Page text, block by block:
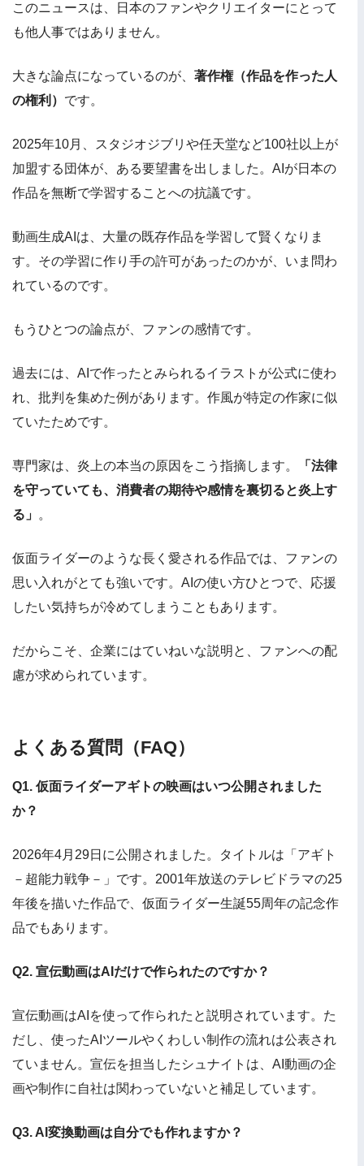
このニュースは、日本のファンやクリエイターにとって
も他人事ではありません。
大きな論点になっているのが、 著作権（作品を作った人
の権利） です。
2025年10月、スタジオジブリや任天堂など100社以上が
加盟する団体が、ある要望書を出しました。AIが日本の
作品を無断で学習することへの抗議です。
動画生成AIは、大量の既存作品を学習して賢くなりま
す。その学習に作り手の許可があったのかが、いま問わ
れているのです。
もうひとつの論点が、ファンの感情です。
過去には、AIで作ったとみられるイラストが公式に使わ
れ、批判を集めた例があります。作風が特定の作家に似
ていたためです。
専門家は、炎上の本当の原因をこう指摘します。
「法律
を守っていても、消費者の期待や感情を裏切ると炎上す
る」 。
仮面ライダーのような長く愛される作品では、ファンの
思い入れがとても強いです。AIの使い方ひとつで、応援
したい気持ちが冷めてしまうこともあります。
だからこそ、企業にはていねいな説明と、ファンへの配
慮が求められています。
よくある質問（FAQ）
Q1. 仮面ライダーアギトの映画はいつ公開されました
か？
2026年4月29日に公開されました。タイトルは「アギト
－超能力戦争－」です。2001年放送のテレビドラマの25
年後を描いた作品で、仮面ライダー生誕55周年の記念作
品でもあります。
Q2. 宣伝動画はAIだけで作られたのですか？
宣伝動画はAIを使って作られたと説明されています。た
だし、使ったAIツールやくわしい制作の流れは公表され
ていません。宣伝を担当したシュナイトは、AI動画の企
画や制作に自社は関わっていないと補足しています。
Q3. AI変換動画は自分でも作れますか？